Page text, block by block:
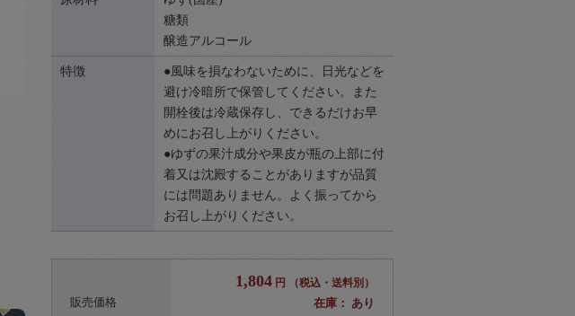
糖類
醸造アルコール
特徴
●風味を損なわないために、日光などを
避け冷暗所で保管してください。また
開栓後は冷蔵保存し、できるだけお早
めにお召し上がりください。
●ゆずの果汁成分や果皮が瓶の上部に付
着又は沈殿することがありますが品質
には問題ありません。よく振ってから
お召し上がりください。
販売価格
1,804 円 （税込・送料別）
在庫： あり